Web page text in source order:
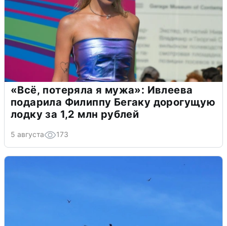
«Всё, потеряла я мужа»: Ивлеева
подарила Филиппу Бегаку дорогущую
лодку за 1,2 млн рублей
5 августа 173